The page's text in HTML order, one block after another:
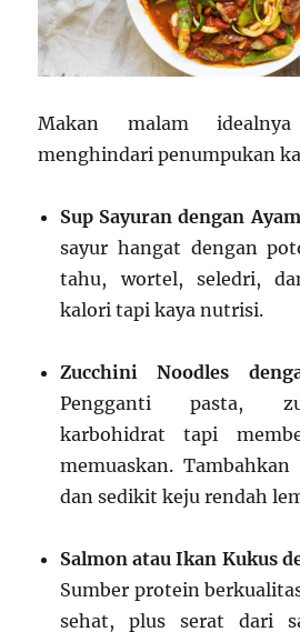
Makan malam
menghindari penumpukan
Sup Sayuran dengan
sayur hangat dengan
tahu, wortel, seledri,
kalori tapi kaya nutrisi.
Zucchini Noodles
Pengganti pasta,
karbohidrat tapi
memuaskan.
dan sedikit keju rendah
Salmon atau Ikan Kukus
Sumber protein
sehat, plus serat dari